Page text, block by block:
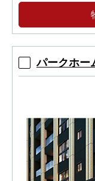
クト
パークホー